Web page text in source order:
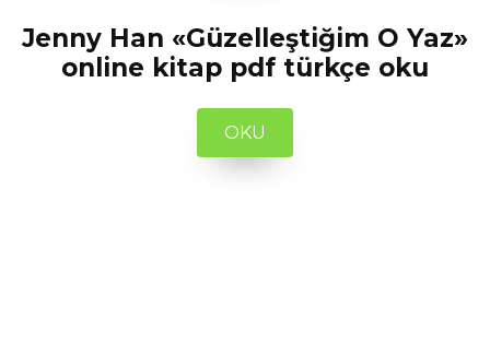
Jenny Han «Güzelleştiğim O Yaz»
online kitap pdf türkçe oku
OKU